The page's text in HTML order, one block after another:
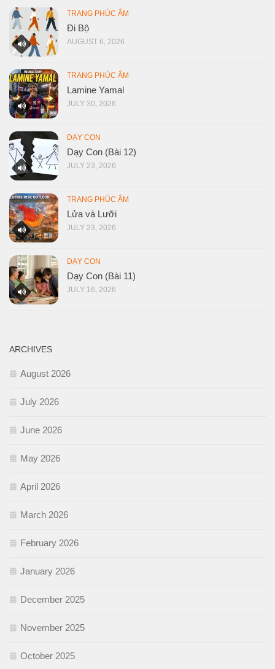
TRANG PHÚC ÂM
Đi Bộ
AUGUST 6, 2026
TRANG PHÚC ÂM
Lamine Yamal
JULY 30, 2026
DẠY CON
Dạy Con (Bài 12)
JULY 23, 2026
TRANG PHÚC ÂM
Lửa và Lưỡi
JULY 23, 2026
DẠY CON
Dạy Con (Bài 11)
JULY 16, 2026
ARCHIVES
August 2026
July 2026
June 2026
May 2026
April 2026
March 2026
February 2026
January 2026
December 2025
November 2025
October 2025